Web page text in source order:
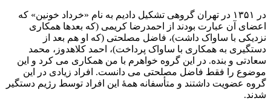
در ۱۳۵۱ در تهران گروهی تشکیل دادیم به نام «خرداد خونین» که
اعضای آن عبارت بودند از احمدرضا کریمی (که بعدها همکاری
نزدیکی با ساواک داشت)، فاضل مصلحتی (که او هم بعد از
دستگیری به همکاری با ساواک پرداخت)، احمد کلاهدوز، محمد
سعادتی و بنده. در این گروه خواهرم با من همکاری می کرد و این
موضوع را فقط فاضل مصلحتی می دانست. افراد زیادی در این
گروه عضویت داشتند و متأسفانه همۀ این افراد توسط رژیم دستگیر
شدند.